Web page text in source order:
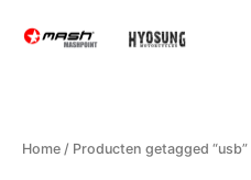
naar
Home / Producten getagged “usb”